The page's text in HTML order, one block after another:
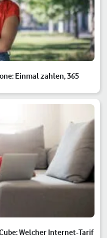
Einmal zahlen, 365
Welcher Internet-Tarif